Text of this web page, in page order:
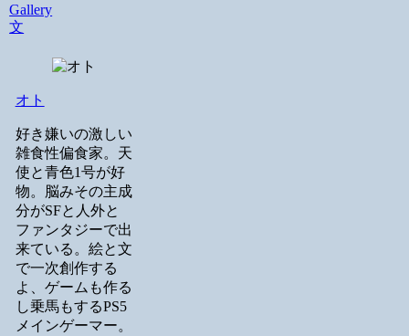
Gallery
文
オト
好き嫌いの激しい
雑食性偏食家。天
使と青色1号が好
物。脳みその主成
分がSFと人外と
ファンタジーで出
来ている。絵と文
で一次創作する
よ、ゲームも作る
し乗馬もするPS5
メインゲーマー。